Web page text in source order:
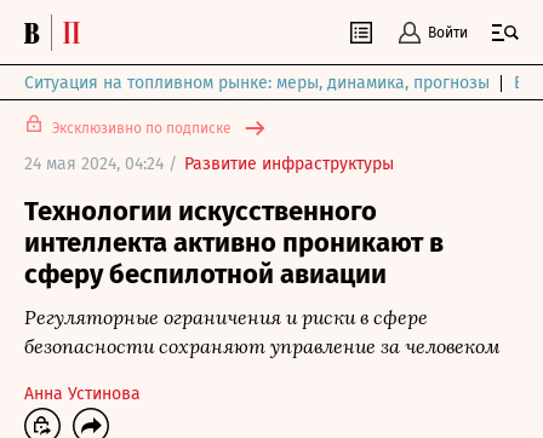
Войти
Ситуация на топливном рынке: меры, динамика, прогнозы
Эксклюзивно по подписке
24 мая 2024, 04:24 / Развитие инфраструктуры
Технологии искусственного
интеллекта активно проникают в
сферу беспилотной авиации
Регуляторные ограничения и риски в сфере
безопасности сохраняют управление за человеком
Анна Устинова